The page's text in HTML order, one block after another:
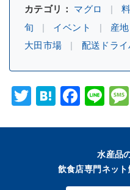
カテゴリ： マグロ
旬
イベント 産地
大田市場
配送ドライ
Twitter
Hatena
水産品
飲食店専門ネット